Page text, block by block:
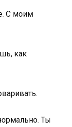
С моим
как
Ты